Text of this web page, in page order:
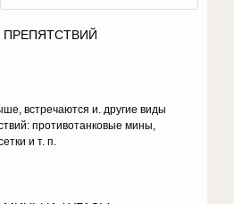
встречаются и. другие виды
противотанковые мины,
и т. п.